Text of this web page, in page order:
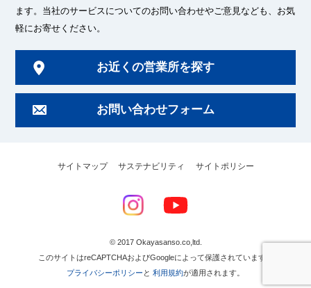
ます。 当社のサービスについてのお問い合わせやご意見なども、お気
軽にお寄せください。
お近くの営業所を探す
お問い合わせフォーム
サイトマップ サステナビリティ サイトポリシー
© 2017 Okayasanso.co,ltd.
このサイトはreCAPTCHAおよびGoogleによって保護されています。
プライバシーポリシー と 利用規約が適用されます。